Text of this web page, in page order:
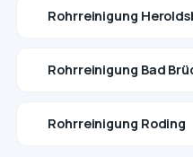
Rohrreinigung
Rohrreinigung Bad
Rohrreinigung Roding